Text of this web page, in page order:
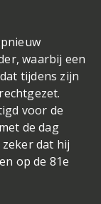
waarbij een
tijdens zijn
voor de
de dag
dat hij
op de 81e